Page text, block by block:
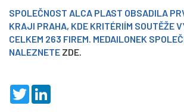
SPOLEČNOST ALCA PLAST OBSADILA
KRAJI PRAHA, KDE KRITÉRIÍM SOUTĚŽE
CELKEM 263 FIREM. MEDAILONEK
NALEZNETE ZDE.
T
w